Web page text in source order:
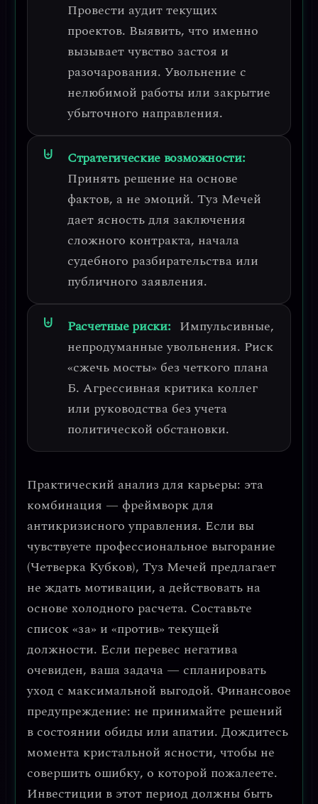
Провести аудит текущих
проектов. Выявить, что именно
вызывает чувство застоя и
разочарования. Увольнение с
нелюбимой работы или закрытие
убыточного направления.
Стратегические возможности:
Принять решение на основе
фактов, а не эмоций. Туз Мечей
дает ясность для заключения
сложного контракта, начала
судебного разбирательства или
публичного заявления.
Расчетные риски: Импульсивные,
непродуманные увольнения. Риск
«сжечь мосты» без четкого плана
Б. Агрессивная критика коллег
или руководства без учета
политической обстановки.
Практический анализ для карьеры: эта
комбинация — фреймворк для
антикризисного управления. Если вы
чувствуете профессиональное выгорание
(Четверка Кубков), Туз Мечей предлагает
не ждать мотивации, адействовать на
основе холодного расчета. Составьте
список «за» и «против» текущей
должности. Если перевес негатива
очевиден, ваша задача — спланировать
уход с максимальной выгодой. Финансовое
предупреждение: не принимайте решений
в состоянии обиды или апатии. Дождитесь
момента кристальной ясности, чтобы не
совершить ошибку, о которой пожалеете.
Инвестиции в этот период должны быть